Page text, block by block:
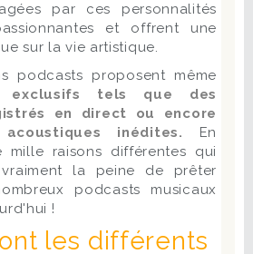
par ces personnalités
et offrent une
sur la vie artistique.
podcasts proposent même
exclusifs tels que des
en direct ou encore
inédites. En
mille raisons différentes qui
la peine de prêter
podcasts musicaux
!
les différents